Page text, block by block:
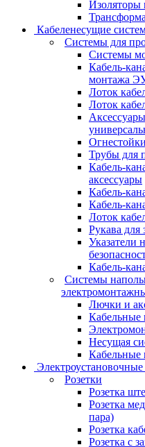
Изоляторы
Кабеленесущие
Системы для
Системы
Кабель-
монтажа
Лоток
Лоток
Трубы для
Кабель-
аксессуары
Кабель-
Кабель-
Лоток
Рукава для
Указатели
Кабель-
Системы
Лючки и
Кабельные
Несущая
Кабельные
Электроустановочные
Розетки
Розетка
Розетка
пара)
Розетка
Розетка с